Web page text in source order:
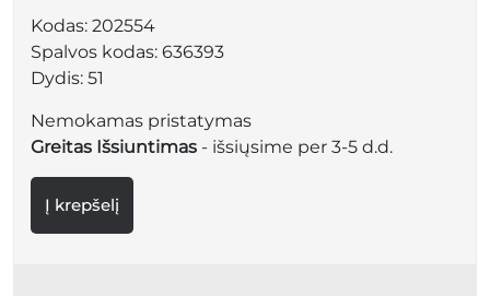
Kodas: 202554
Spalvos kodas: 636393
Dydis: 51
Nemokamas pristatymas
Greitas Išsiuntimas - išsiųsime per 3-5 d.d.
Į krepšelį